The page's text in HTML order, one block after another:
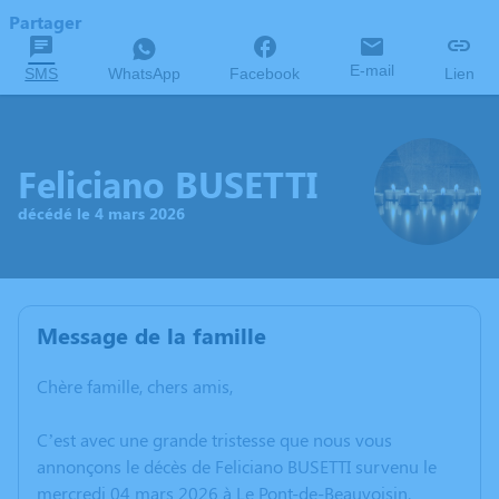
Partager
SMS WhatsApp Facebook E-mail Lien
Feliciano BUSETTI
décédé le 4 mars 2026
Message de la famille
Chère famille, chers amis,
C’est avec une grande tristesse que nous vous
annonçons le décès de Feliciano BUSETTI survenu le
mercredi 04 mars 2026 à Le Pont-de-Beauvoisin.